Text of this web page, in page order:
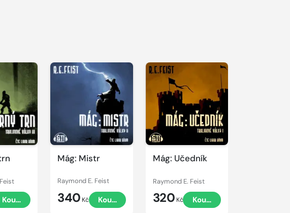
Koupit
Mág: Mistr
Raymond E. Feist
340 Kč Koupit
Mág: Učedník
Raymond E. Feist
320 Kč Koupit